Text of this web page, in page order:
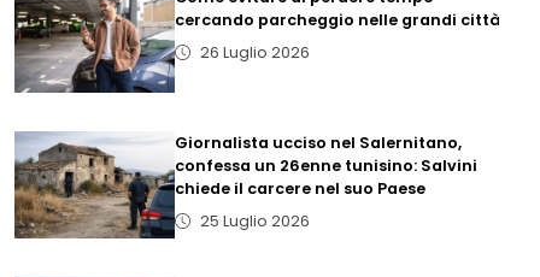
cercando parcheggio nelle grandi città
26 Luglio 2026
Giornalista ucciso nel Salernitano,
confessa un 26enne tunisino: Salvini
chiede il carcere nel suo Paese
25 Luglio 2026